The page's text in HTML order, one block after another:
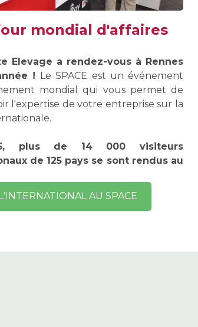
mondial d'affaires
Elevage a rendez-vous à Rennes
!
Le SPACE est un événement
mondial qui vous permet de
l'expertise de votre entreprise sur la
plus de 14 000 visiteurs
de 125 pays se sont rendus au
L'INTERNATIONAL AU SPACE